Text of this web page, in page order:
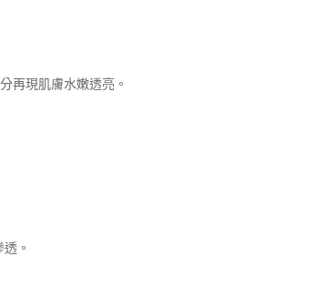
再現肌膚水嫩透亮。
。